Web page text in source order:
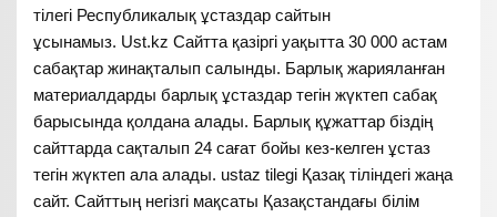
тілегі Республикалық ұстаздар сайтын
ұсынамыз. Ust.kz Сайтта қазіргі уақытта 30 000 астам
сабақтар жинақталып салынды. Барлық жарияланған
материалдарды барлық ұстаздар тегін жүктеп сабақ
барысында қолдана алады. Барлық құжаттар біздің
сайттарда сақталып 24 сағат бойы кез-келген ұстаз
тегін жүктеп ала алады. ustaz tilegi Қазақ тіліндегі жаңа
сайт. Сайттың негізгі мақсаты Қазақстандағы білім